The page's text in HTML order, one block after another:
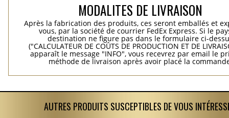
MODALITES DE LIVRAISON
Après la fabrication des produits, ces seront emballés et
vous, par la société de courrier FedEx Express. Si le
destination ne figure pas dans le formulaire ci-
("CALCULATEUR DE COÛTS DE PRODUCTION ET DE
apparaît le message "INFO", vous recevrez par email le
méthode de livraison après avoir placé la
AUTRES PRODUITS SUSCEPTIBLES DE VOUS